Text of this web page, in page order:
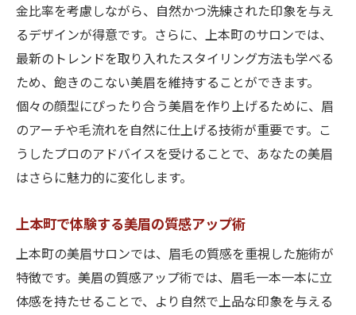
金比率を考慮しながら、自然かつ洗練された印象を与え
るデザインが得意です。さらに、上本町のサロンでは、
最新のトレンドを取り入れたスタイリング方法も学べる
ため、飽きのこない美眉を維持することができます。
個々の顔型にぴったり合う美眉を作り上げるために、眉
のアーチや毛流れを自然に仕上げる技術が重要です。こ
うしたプロのアドバイスを受けることで、あなたの美眉
はさらに魅力的に変化します。
上本町で体験する美眉の質感アップ術
上本町の美眉サロンでは、眉毛の質感を重視した施術が
特徴です。美眉の質感アップ術では、眉毛一本一本に立
体感を持たせることで、より自然で上品な印象を与える